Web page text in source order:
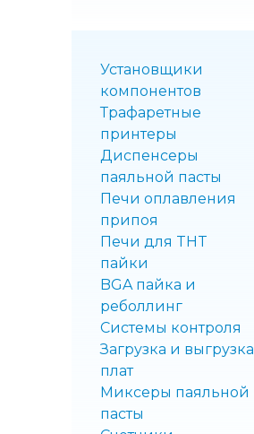
Установщики
компонентов
Трафаретные
принтеры
Диспенсеры
паяльной пасты
Печи оплавления
припоя
Печи для THT
пайки
BGA пайка и
реболлинг
Системы контроля
Загрузка и выгрузка
плат
Миксеры паяльной
пасты